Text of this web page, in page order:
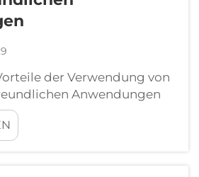
der Verwendung von
Anwendungen
(PVA) Was ist
Polyvinylalkohol (PVA) ist
Polymer, das in